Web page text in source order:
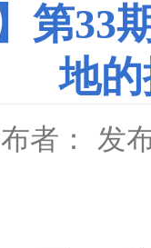
】第
地
者： 发